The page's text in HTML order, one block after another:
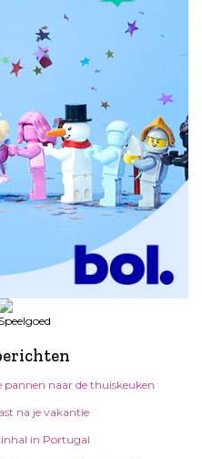
pannen naar de thuiskeuken
na je vakantie
in Portugal